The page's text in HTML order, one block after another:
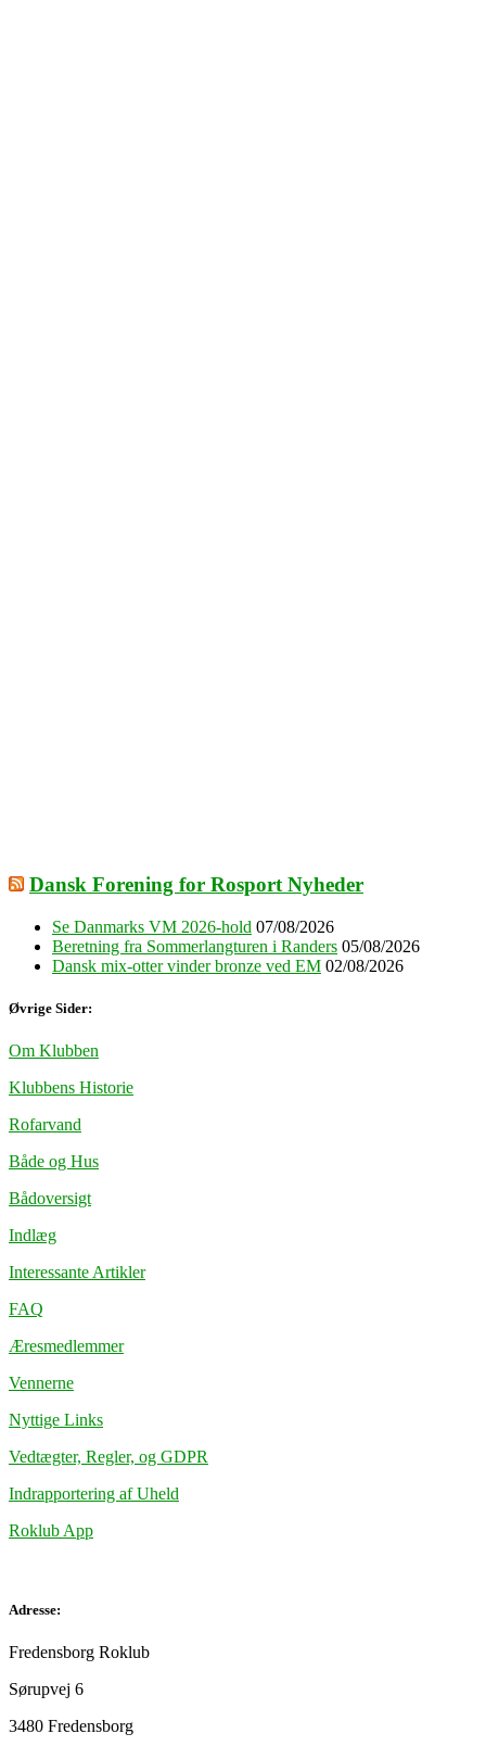
Dansk Forening for Rosport Nyheder
Se Danmarks VM 2026-hold 07/08/2026
Beretning fra Sommerlangturen i Randers 05/08/2026
Dansk mix-otter vinder bronze ved EM 02/08/2026
Øvrige Sider:
Om Klubben
Klubbens Historie
Rofarvand
Både og Hus
Bådoversigt
Indlæg
Interessante Artikler
FAQ
Æresmedlemmer
Vennerne
Nyttige Links
Vedtægter, Regler, og GDPR
Indrapportering af Uheld
Roklub App
Adresse:
Fredensborg Roklub
Sørupvej 6
3480 Fredensborg